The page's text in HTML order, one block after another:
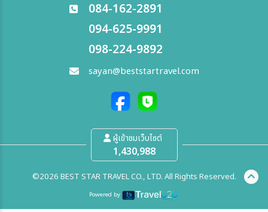
084-162-2891
094-625-9991
098-224-9892
sayan@beststartravel.com
ผู้เข้าชมเว็บไซต์
1,430,988
©2026 BEST STAR TRAVEL CO., LTD. All Rights Reserved.
Powered by